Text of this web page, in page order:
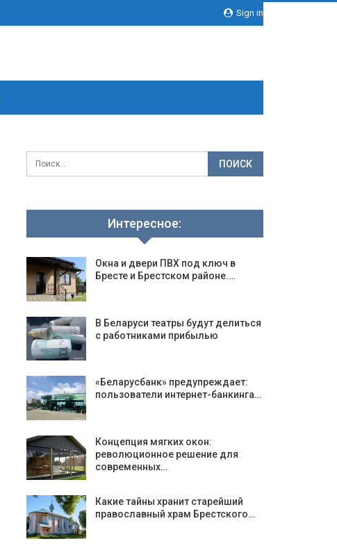
Sign in
Интересное:
Окна и двери ПВХ под ключ в
Бресте и Брестском районе.…
В Беларуси театры будут делиться
с работниками прибылью
«Беларусбанк» предупреждает:
пользователи интернет-банкинга…
Концепция мягких окон:
революционное решение для
современных…
Какие тайны хранит старейший
православный храм Брестского…